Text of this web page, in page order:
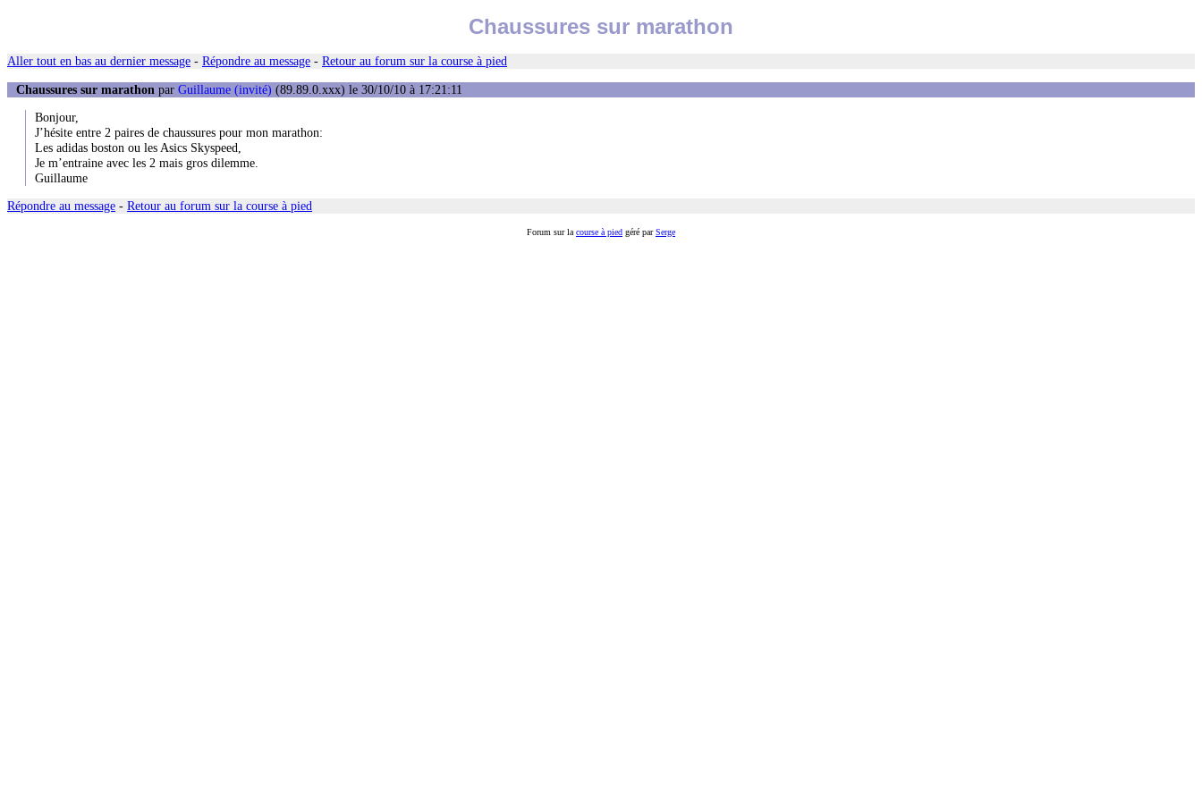
Chaussures sur marathon
Aller tout en bas au dernier message - Répondre au message - Retour au forum sur la course à pied
Chaussures sur marathon par Guillaume (invité) (89.89.0.xxx) le 30/10/10 à 17:21:11
Bonjour,
J’hésite entre 2 paires de chaussures pour mon marathon:
Les adidas boston ou les Asics Skyspeed,
Je m’entraine avec les 2 mais gros dilemme.
Guillaume
Répondre au message - Retour au forum sur la course à pied
Forum sur la course à pied géré parSerge